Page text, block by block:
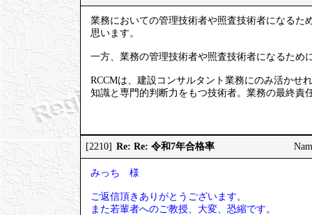
業務においての管理技術者や照査技術者になるた
思います。
一方、業務の管理技術者や照査技術者になるため
RCCMは、建設コンサルタント業務にのみ活かせ
知識と専門的判断力をもつ技術者。業務の最終責
[2210] Re: Re: 令和7年合格率
みっち 様
ご返信頂きありがとうございます。
また若輩者へのご教授、大変、恐縮です。